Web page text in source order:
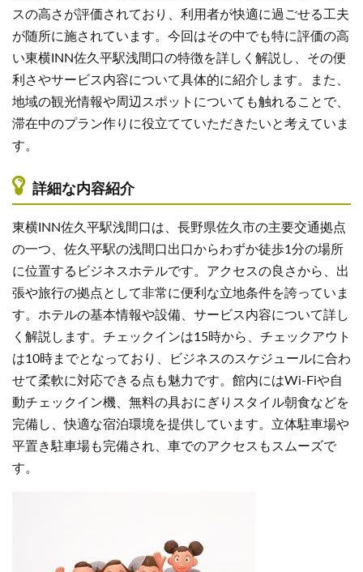
スの高さが評価されており、利用者が快適に過ごせる工夫
が随所に施されています。今回はその中でも特に評価の高
い東横INN佐久平駅浅間口の特徴を詳しく解説し、その便
利さやサービス内容について具体的に紹介します。また、
地域の観光情報や周辺スポットについても触れることで、
滞在中のプラン作りに役立てていただきたいと考えていま
す。
詳細な内容紹介
東横INN佐久平駅浅間口は、長野県佐久市の主要交通拠点
の一つ、佐久平駅の浅間口出口からわずか徒歩1分の場所
に位置するビジネスホテルです。アクセスの良さから、出
張や旅行の拠点として非常に便利な立地条件を誇っていま
す。ホテルの基本情報や設備、サービス内容について詳し
く解説します。チェックインは15時から、チェックアウト
は10時までとなっており、ビジネスのスケジュールに合わ
せて柔軟に対応できる点も魅力です。館内にはWi-Fiや自
動チェックイン機、無料の具おにぎりスタイル朝食などを
完備し、快適な宿泊環境を提供しています。立体駐車場や
平置き駐車場も完備され、車でのアクセスもスムーズで
す。